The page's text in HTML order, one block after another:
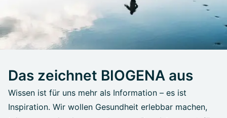
Das zeichnet BIOGENA aus
Wissen ist für uns mehr als Information – es ist
Inspiration. Wir wollen Gesundheit erlebbar machen,